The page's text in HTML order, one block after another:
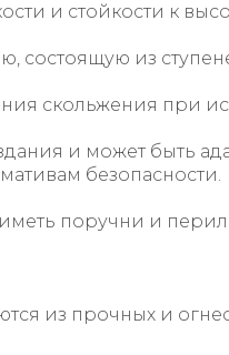
и стойкости к
состоящую из
скольжения при
и может быть
безопасности.
поручни и
из прочных и